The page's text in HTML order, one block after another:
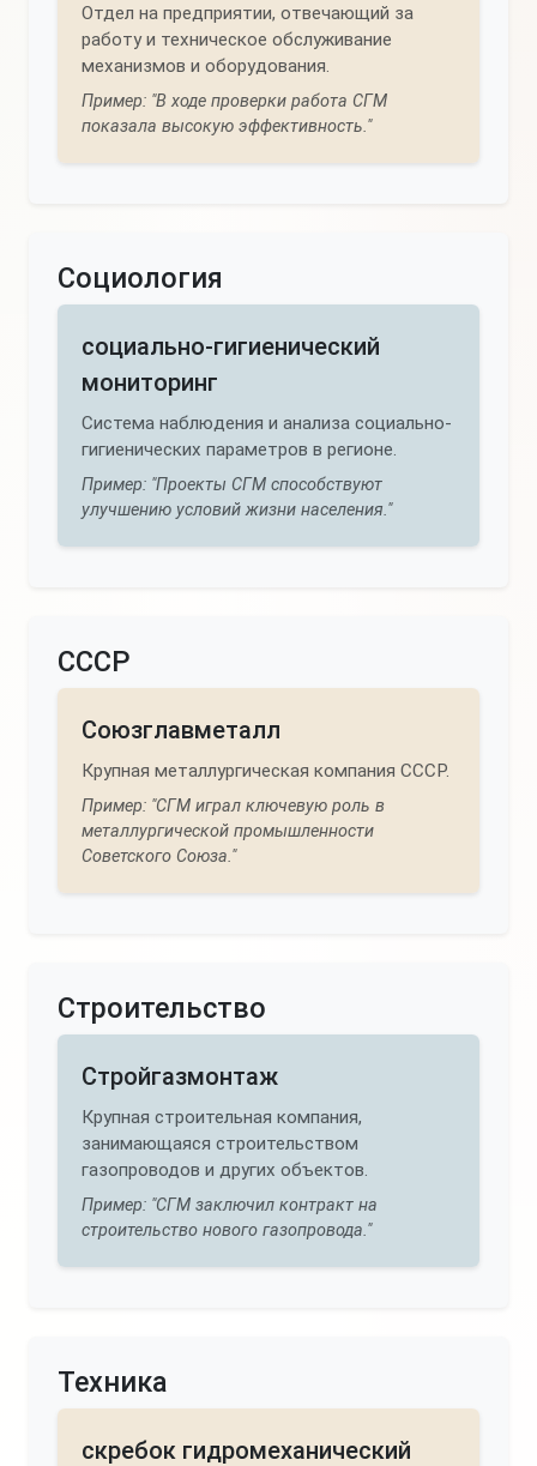
Отдел на предприятии, отвечающий за
работу и техническое обслуживание
механизмов и оборудования.
Пример: "В ходе проверки работа СГМ
показала высокую эффективность."
Социология
социально-гигиенический
мониторинг
Система наблюдения и анализа социально-
гигиенических параметров в регионе.
Пример: "Проекты СГМ способствуют
улучшению условий жизни населения."
СССР
Союзглавметалл
Крупная металлургическая компания СССР.
Пример: "СГМ играл ключевую роль в
металлургической промышленности
Советского Союза."
Строительство
Стройгазмонтаж
Крупная строительная компания,
занимающаяся строительством
газопроводов и других объектов.
Пример: "СГМ заключил контракт на
строительство нового газопровода."
Техника
скребок гидромеханический